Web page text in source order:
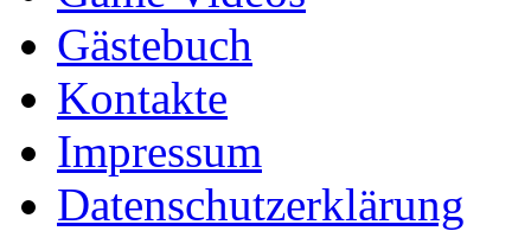
Gästebuch
Kontakte
Impressum
Datenschutzerklärung